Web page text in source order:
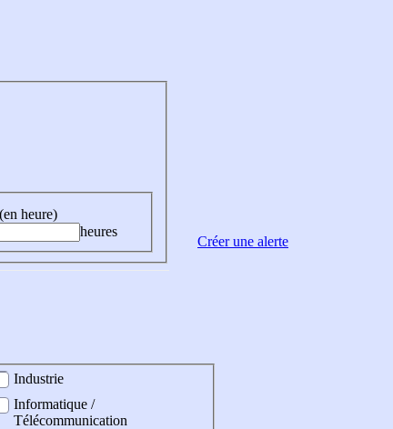
heure)
heures
Industrie
Informatique /
Télécommunication
Créer une alerte